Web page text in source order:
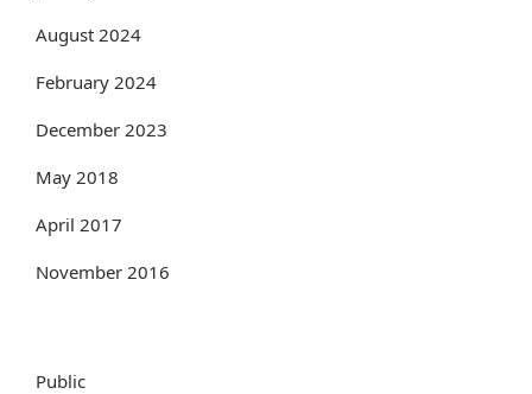
August 2024
February 2024
December 2023
May 2018
April 2017
November 2016
Public